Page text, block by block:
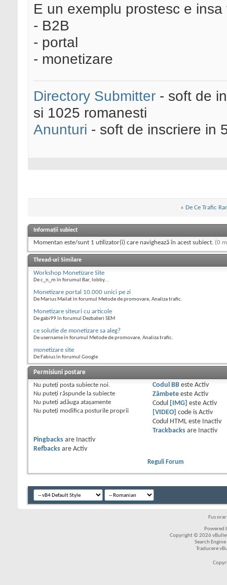
E un exemplu prostesc e
- B2B
- portal
- monetizare
Directory Submitter - soft de
si 1025 romanesti
Anunturi - soft de inscriere in
« De Ce Trafic
Informații subiect
Momentan este/sunt 1 utilizator(i) care navighează în acest subiect. (0
Thread-uri Similare
Workshop Monetizare Site
De c_n_m în forumul Bar, lobby...
Monetizare portal 10.000 unici pe zi
De Marius Mailat în forumul Metode de promovare, Analiza trafic.
Monetizare siteuri cu articole
De gabi99 în forumul Dezbateri SEM
ce solutie de monetizare sa aleg?
De username în forumul Metode de promovare, Analiza trafic.
monetizare site
De Fabius în forumul Google
Permisiuni postare
Nu puteţi posta subiecte noi.
Nu puteţi răspunde la subiecte
Nu puteţi adăuga ataşamente
Nu puteţi modifica posturile proprii
Codul BBeste Activ
Zâmbeteeste Activ
Codul
[IMG] este Activ
[VIDEO]
code is Activ
Codul HTML este
Inactiv
Trackbacksare
Inactiv
Pingbacks are
Inactiv
Refbacks are Activ
Reguli Forum
Fus
Powered
Copyright © 2026
Search
Traducere